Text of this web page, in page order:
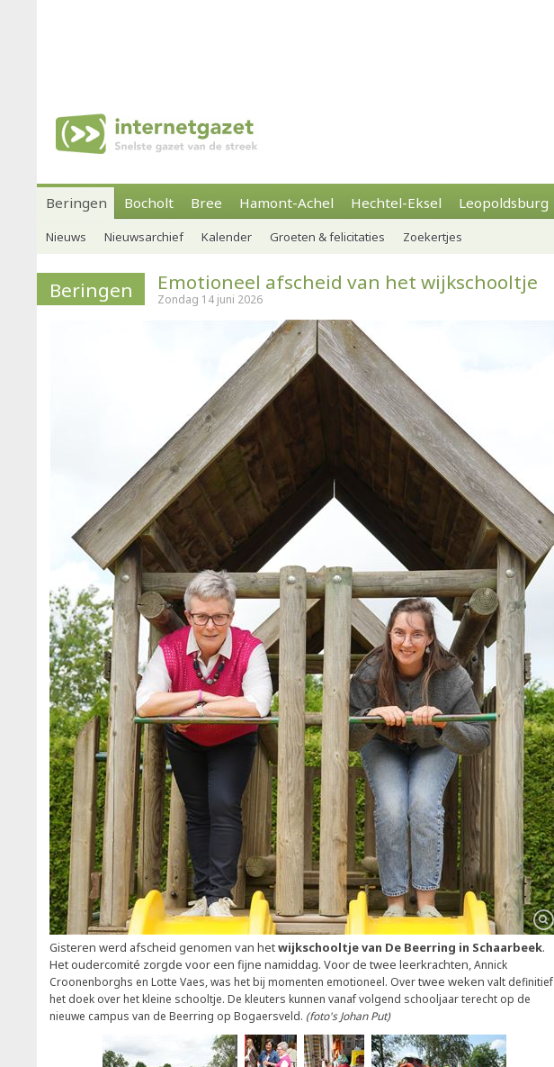
Beringen Bocholt Bree Hamont-Achel Hechtel-Eksel Leopoldsburg
Nieuws Nieuwsarchief Kalender Groeten & felicitaties Zoekertjes
Beringen Emotioneel afscheid van het wijkschooltje
Zondag 14 juni 2026
Gisteren werd afscheid genomen van hetwijkschooltje van De Beerring in Schaarbeek.
Het oudercomité zorgde voor een fijne namiddag. Voor de twee leerkrachten,Annick
Croonenborghs en Lotte Vaes, was het bij momenten emotioneel. Overtwee weken valt definitief
het doek over het kleine schooltje. De kleuters kunnen vanaf volgend schooljaar terecht op de
nieuwe campus van de Beerring op Bogaersveld. (foto's Johan Put)